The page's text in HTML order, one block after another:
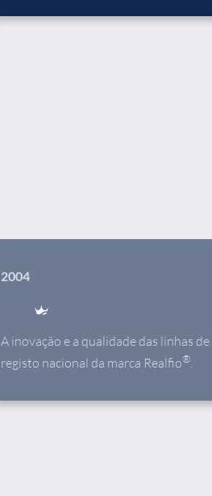
2004
A inovação e a qualidade das linhas
registo nacional da marca Realfio®.